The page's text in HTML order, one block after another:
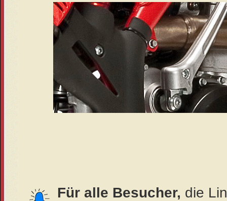
Für alle Besucher, die